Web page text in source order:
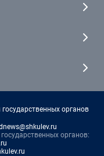
органов
органов: